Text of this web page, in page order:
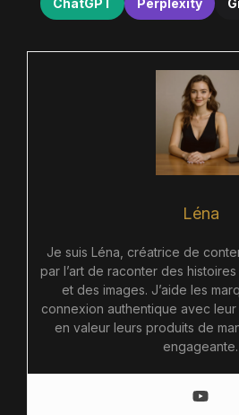
Léna
Je suis Léna, créatrice de
par l’art de raconter des
et des images. J’aide les
connexion authentique avec
en valeur leurs produits de
engageante.